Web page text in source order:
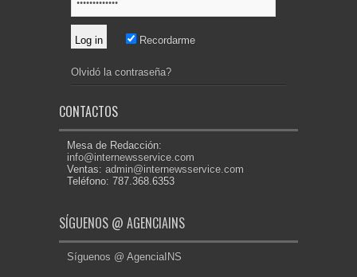
Recordarme
Olvidó la contraseña?
CONTACTOS
Mesa de Redacción:
info@internewsservice.com
Ventas: admin@internewsservice.com
Teléfono: 787.368.6353
SÍGUENOS @ AGENCIAINS
Síguenos @ AgenciaINS